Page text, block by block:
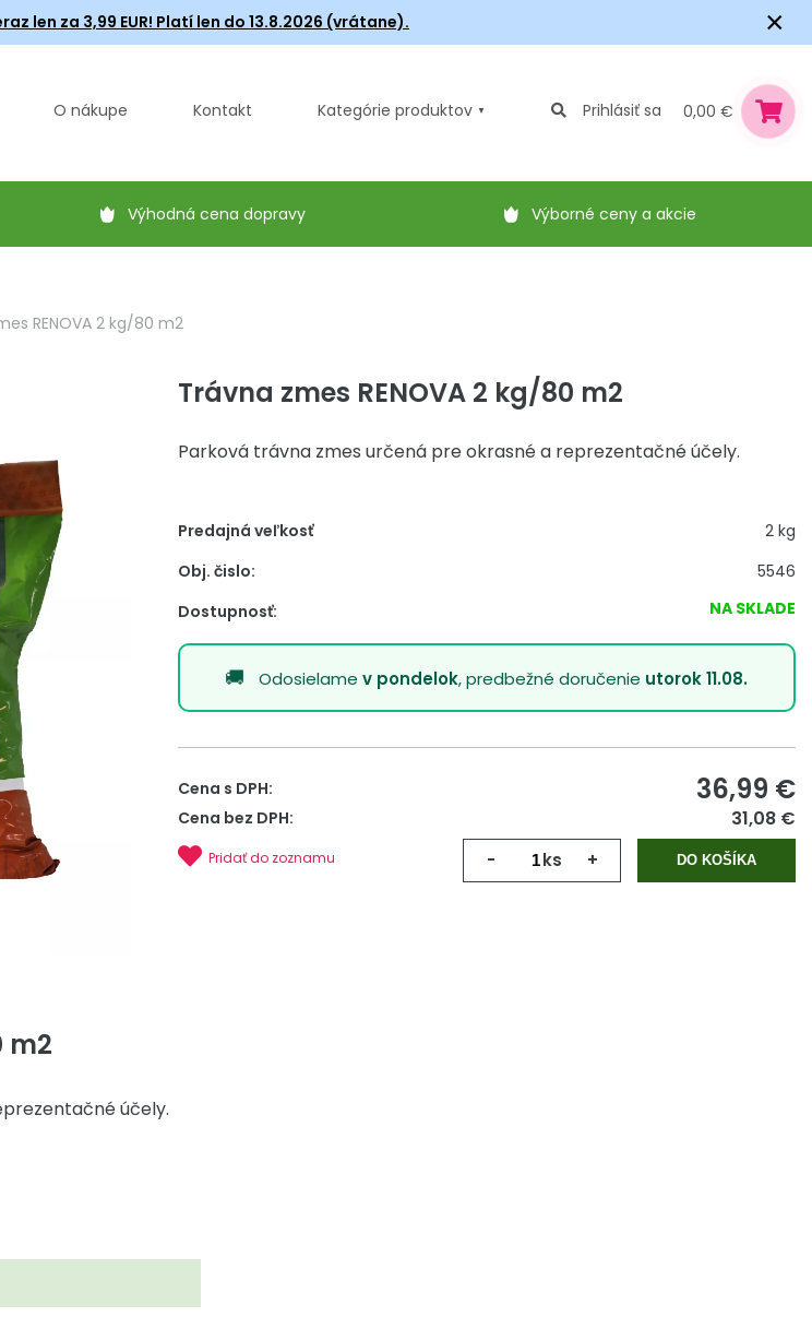
len za 3,99 EUR! Platí len do 13.8.2026 (vrátane). ×
O nákupe Kontakt Kategórie produktov Prihlásiť sa 0,00 €
Výhodná cena dopravy Výborné ceny a akcie
RENOVA 2 kg/80 m2
Trávna zmes RENOVA 2 kg/80 m2
Parková trávna zmes určená pre okrasné a reprezentačné účely.
Predajná veľkosť
2 kg
Obj. čislo:
5546
Dostupnosť:
NA SKLADE
Odosielamev pondelok, predbežné doručenie utorok 11.08.
Cena s DPH: 36,99 €
Cena bez DPH: 31,08 €
- ks + DO KOŠÍKA
Pridať do zoznamu
m2
účely.